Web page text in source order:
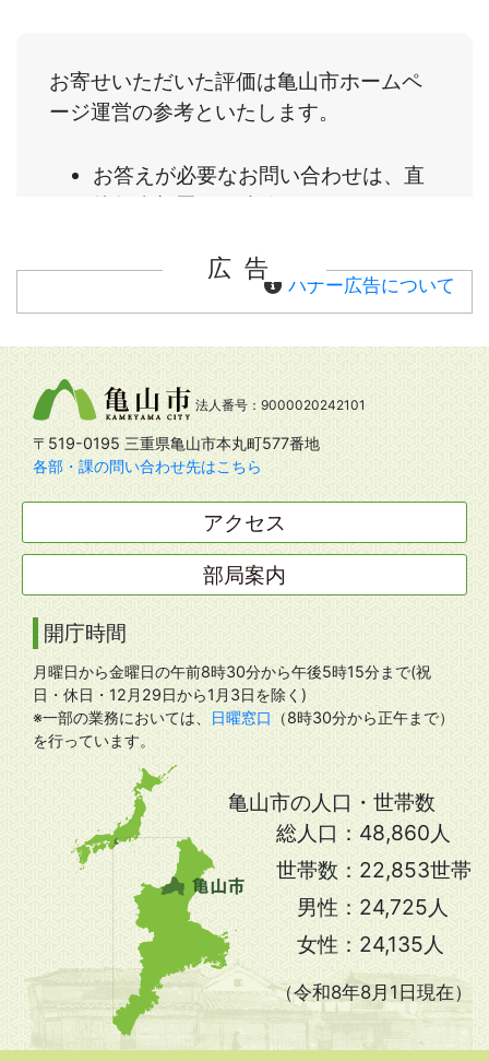
広告
バナー広告について
法人番号：9000020242101
〒519-0195 三重県亀山市本丸町577番地
各部・課の問い合わせ先はこちら
アクセス
部局案内
開庁時間
月曜日から金曜日の午前8時30分から午後5時15分まで(祝
日・休日・12月29日から1月3日を除く)
※一部の業務においては、
日曜窓口
（8時30分から正午まで）
を行っています。
亀山市の人口・世帯数
総人口： 48,860人
世帯数： 22,853世帯
男性： 24,725人
女性： 24,135人
（令和8年8月1日現在）